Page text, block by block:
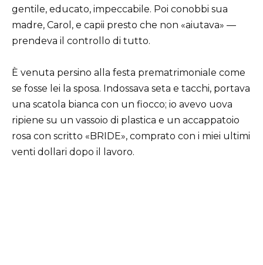
gentile, educato, impeccabile. Poi conobbi sua
madre, Carol , e capii presto che non «aiutava» —
prendeva il controllo di tutto.
È venuta persino alla festa prematrimoniale come
se fosse lei la sposa. Indossava seta e tacchi, portava
una scatola bianca con un fiocco; io avevo uova
ripiene su un vassoio di plastica e un accappatoio
rosa con scritto «BRIDE», comprato con i miei ultimi
venti dollari dopo il lavoro.